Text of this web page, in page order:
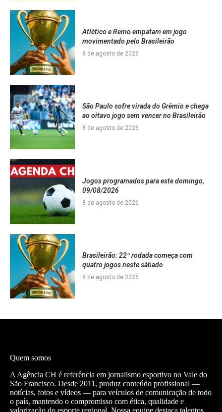
Atlético e Remo empatam em jogo
movimentado pelo Brasileirão
8 de agosto de 2026
São Paulo sofre virada do Grêmio e chega
ao oitavo jogo sem vencer no Brasileirão
8 de agosto de 2026
Jogos programados para este domingo,
09/08/2026
8 de agosto de 2026
Brasileirão: 22ª rodada começa com
quatro jogos neste sábado
8 de agosto de 2026
Quem somos
A Agência CH é referência em jornalismo esportivo no Vale do
São Francisco. Desde 2011, produz conteúdo profissional —
notícias, fotos e vídeos — para veículos de comunicação de todo
o país, mantendo o compromisso com ética, qualidade e